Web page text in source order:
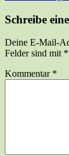
Schreibe
Deine E-Mail-
Felder sind mit *
Kommentar *